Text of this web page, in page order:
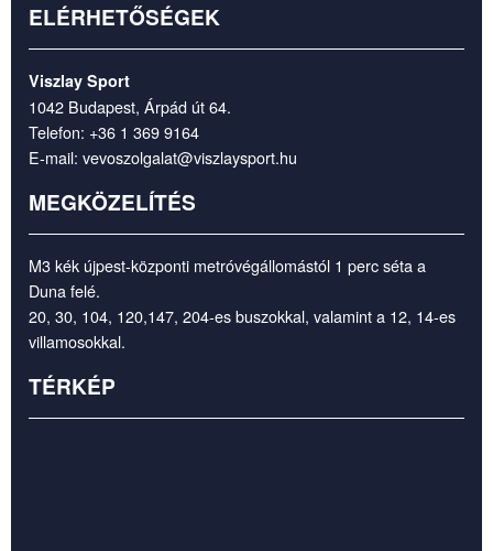
ELÉRHETŐSÉGEK
Viszlay Sport
1042 Budapest, Árpád út 64.
Telefon: +36 1 369 9164
E-mail: vevoszolgalat@viszlaysport.hu
MEGKÖZELÍTÉS
M3 kék újpest-központi metróvégállomástól 1 perc séta a
Duna felé.
20, 30, 104, 120,147, 204-es buszokkal, valamint a 12, 14-es
villamosokkal.
TÉRKÉP